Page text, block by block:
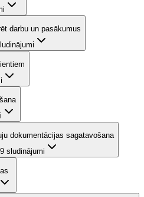
darbu un pasākumus
dokumentācijas sagatavošana
9 sludinājumi